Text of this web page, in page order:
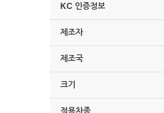
KC 인증정보
제조자
제조국
크기
적용차종